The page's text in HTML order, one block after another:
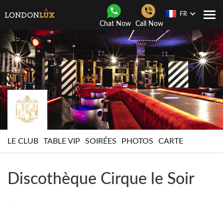
Chat Now Call Now
FR
LE CLUB TABLE VIP SOIRÉES PHOTOS CARTE
Discothèque Cirque le Soir